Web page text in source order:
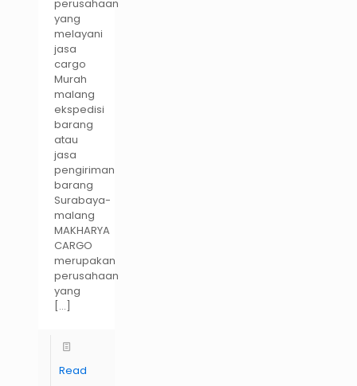
perusahaan
yang
melayani
jasa
cargo
Murah
malang
ekspedisi
barang
atau
jasa
pengiriman
barang
Surabaya-
malang
MAKHARYA
CARGO
merupakan
perusahaan
yang
[…]
Read